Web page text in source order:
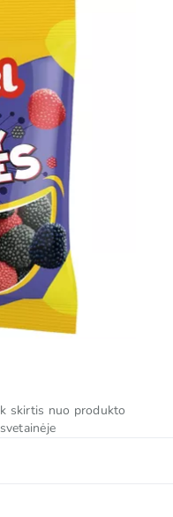
modifikuotas bulvių
skirtis nuo produkto